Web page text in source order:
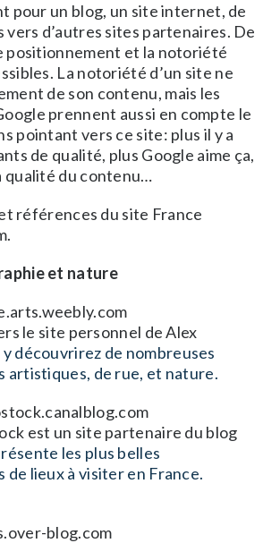
pour un blog, un site internet, de
vers d’autres sites partenaires. De
positionnement et la notoriété
La notoriété d’un site ne
de son contenu, mais les
prennent aussi en compte le
pointant vers ce site: plus il y a
de qualité, plus Google aime ça,
qualité du contenu…
références du site France
et nature
le site personnel de Alex
y découvrirez de nombreuses
artistiques, de rue, et nature.
est un site partenaire du blog
les plus belles
de lieux à visiter en France.
blog.com